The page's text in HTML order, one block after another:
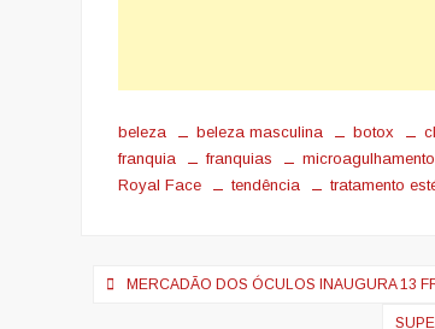
beleza beleza masculina botox
franquia
franquias microagulhamento
Royal Face
tendência tratamento
Navegação
MERCADÃO DOS ÓCULOS INAUGURA 13